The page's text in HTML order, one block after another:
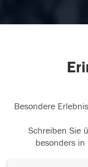
Besondere
Schreiben Sie
besonders